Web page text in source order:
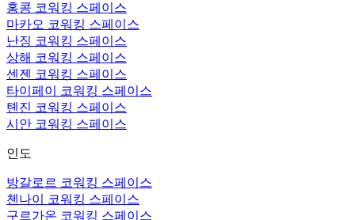
홍콩 코워킹 스페이스
마카오 코워킹 스페이스
난징 코워킹 스페이스
상해 코워킹 스페이스
센젠 코워킹 스페이스
타이페이 코워킹 스페이스
톈진 코워킹 스페이스
시안 코워킹 스페이스
인도
방갈로르 코워킹 스페이스
첸나이 코워킹 스페이스
구르가온 코워킹 스페이스